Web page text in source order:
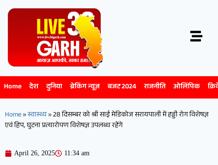
Home देश दुनिया ब्रेकिंग न्यूज़ बजट 2024 राजनीति ओलिंपिक
Home»स्वास्थ्य»28 दिसम्बर को श्री साई मेडिकोज सरायपाली में हड्डी रोग विशेषज्ञ
एवं हिप, घुटना प्रत्यारोपण विशेषज्ञ उपलब्ध रहेंगे
April 26, 2025 11:34 am